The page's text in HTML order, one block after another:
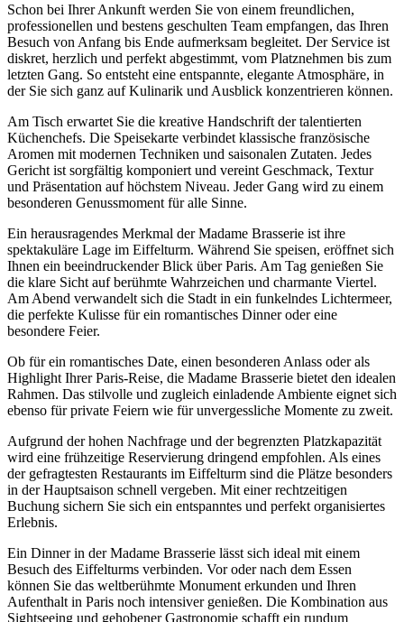
Schon bei Ihrer Ankunft werden Sie von einem freundlichen,
professionellen und bestens geschulten Team empfangen, das Ihren
Besuch von Anfang bis Ende aufmerksam begleitet. Der Service ist
diskret, herzlich und perfekt abgestimmt, vom Platznehmen bis zum
letzten Gang. So entsteht eine entspannte, elegante Atmosphäre, in
der Sie sich ganz auf Kulinarik und Ausblick konzentrieren können.
Am Tisch erwartet Sie die kreative Handschrift der talentierten
Küchenchefs. Die Speisekarte verbindet klassische französische
Aromen mit modernen Techniken und saisonalen Zutaten. Jedes
Gericht ist sorgfältig komponiert und vereint Geschmack, Textur
und Präsentation auf höchstem Niveau. Jeder Gang wird zu einem
besonderen Genussmoment für alle Sinne.
Ein herausragendes Merkmal der Madame Brasserie ist ihre
spektakuläre Lage im Eiffelturm. Während Sie speisen, eröffnet sich
Ihnen ein beeindruckender Blick über Paris. Am Tag genießen Sie
die klare Sicht auf berühmte Wahrzeichen und charmante Viertel.
Am Abend verwandelt sich die Stadt in ein funkelndes Lichtermeer,
die perfekte Kulisse für ein romantisches Dinner oder eine
besondere Feier.
Ob für ein romantisches Date, einen besonderen Anlass oder als
Highlight Ihrer Paris-Reise, die Madame Brasserie bietet den idealen
Rahmen. Das stilvolle und zugleich einladende Ambiente eignet sich
ebenso für private Feiern wie für unvergessliche Momente zu zweit.
Aufgrund der hohen Nachfrage und der begrenzten Platzkapazität
wird eine frühzeitige Reservierung dringend empfohlen. Als eines
der gefragtesten Restaurants im Eiffelturm sind die Plätze besonders
in der Hauptsaison schnell vergeben. Mit einer rechtzeitigen
Buchung sichern Sie sich ein entspanntes und perfekt organisiertes
Erlebnis.
Ein Dinner in der Madame Brasserie lässt sich ideal mit einem
Besuch des Eiffelturms verbinden. Vor oder nach dem Essen
können Sie das weltberühmte Monument erkunden und Ihren
Aufenthalt in Paris noch intensiver genießen. Die Kombination aus
Sightseeing und gehobener Gastronomie schafft ein rundum